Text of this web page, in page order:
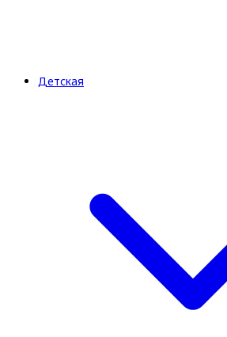
Детская